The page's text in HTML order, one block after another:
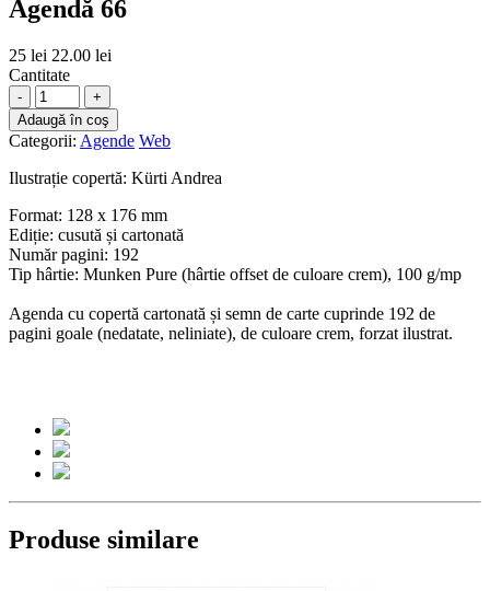
Agendă 66
25 lei 22.00 lei
Cantitate
-
+
Adaugă în coş
Categorii: Agende Web
Ilustrație copertă: Kürti Andrea
Format: 128 x 176 mm
Ediție: cusută și cartonată
Număr pagini: 192
Tip hârtie: Munken Pure (hârtie offset de culoare crem), 100 g/mp
Agenda cu copertă cartonată și semn de carte cuprinde 192 de
pagini goale (nedatate, neliniate), de culoare crem, forzat ilustrat.
Produse similare